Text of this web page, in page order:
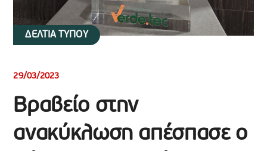
ΔΕΛΤΙΑ ΤΥΠΟΥ
29/03/2023
Βραβείο στην
ανακύκλωση απέσπασε ο